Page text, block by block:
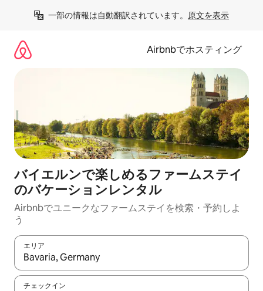
一部の情報は自動翻訳されています。 原文を表示
Airbnbでホスティング
バイエルンで楽しめるファームステイ
のバケーションレンタル
Airbnbでユニークなファームステイを検索・予約しよ
う
エリア
検索結果が表示されたら、上下の矢印キーを使って移動するか
チェックイン